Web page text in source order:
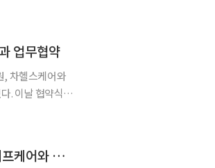
업무협약
, 차헬스케어와
은
"시니어 주거문화 선도 역량 키운다"…현대건설, 신한라이프케어와 맞손